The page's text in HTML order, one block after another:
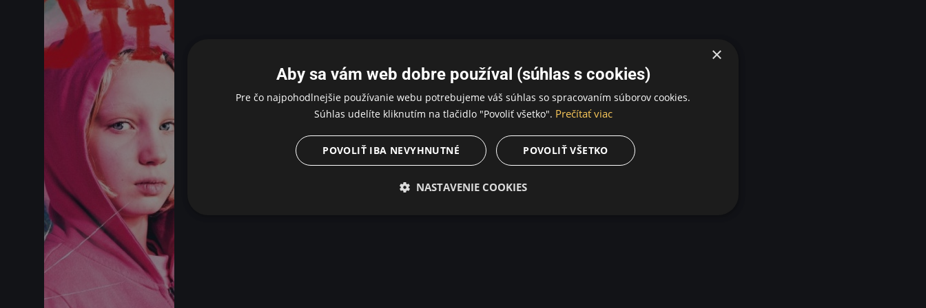
×
Aby sa vám web dobre používal (súhlas s cookies)
Pre čo najpohodlnejšie používanie webu potrebujeme váš súhlas so spracovaním súborov cookies.
Súhlas udelíte kliknutím na tlačidlo "Povoliť všetko". Prečítať viac
POVOLIŤ VŠETKO
POVOLIŤ IBA NEVYHNUTNÉ
NASTAVENIE COOKIES